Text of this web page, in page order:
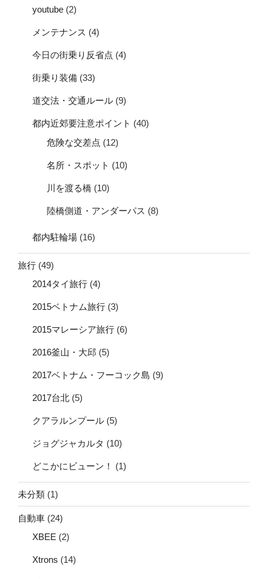
youtube (2)
メンテナンス (4)
今日の街乗り反省点 (4)
街乗り装備 (33)
道交法・交通ルール (9)
都内近郊要注意ポイント (40)
危険な交差点 (12)
名所・スポット (10)
川を渡る橋 (10)
陸橋側道・アンダーパス (8)
都内駐輪場 (16)
旅行 (49)
2014タイ旅行 (4)
2015ベトナム旅行 (3)
2015マレーシア旅行 (6)
2016釜山・大邱 (5)
2017ベトナム・フーコック島 (9)
2017台北 (5)
クアラルンプール (5)
ジョグジャカルタ (10)
どこかにビューン！ (1)
未分類 (1)
自動車 (24)
XBEE (2)
Xtrons (14)